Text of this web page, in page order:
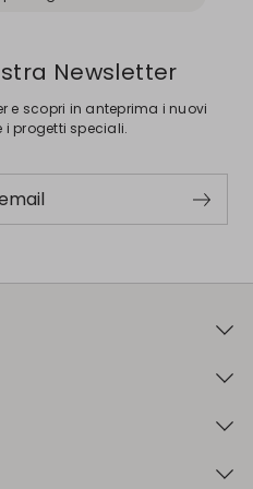
Newsletter
e scopri in anteprima i nuovi
i progetti speciali.